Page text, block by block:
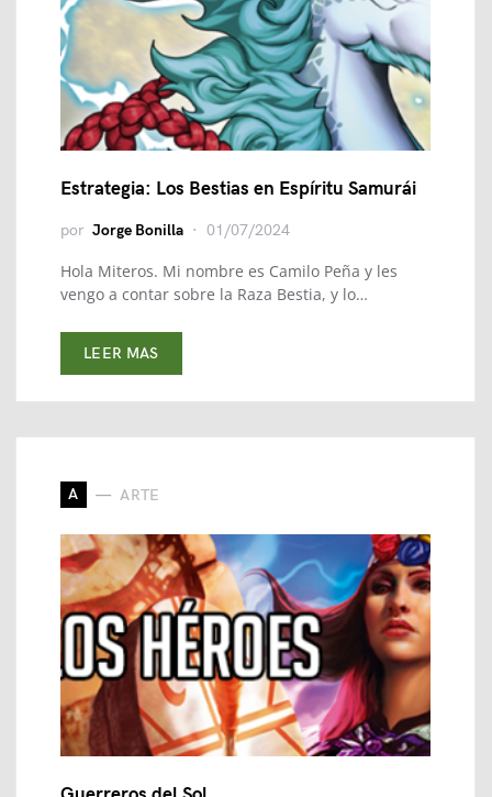
Estrategia: Los Bestias en Espíritu Samurái
por Jorge Bonilla 01/07/2024
Hola Miteros. Mi nombre es Camilo Peña y les
vengo a contar sobre la Raza Bestia, y lo…
LEER MAS
A ARTE